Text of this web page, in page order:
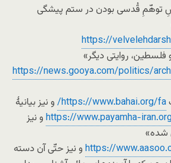
توهّمِ قُدسی بودن در ستم پیشگی
https://
و فلسطین، روایتی دیگر»
https://news.gooya.com/politics/
https://www.bahai.org/fa/ و نیز بیانیۀ
https://www.payamha- و نیز
شده»
https:// و نیز حتّی آن دسته